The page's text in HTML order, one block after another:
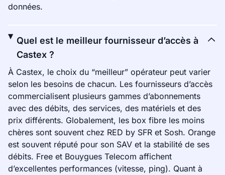
données.
Quel est le meilleur fournisseur d’accès à
Castex ?
À Castex, le choix du “meilleur” opérateur peut varier
selon les besoins de chacun. Les fournisseurs d’accès
commercialisent plusieurs gammes d’abonnements
avec des débits, des services, des matériels et des
prix différents. Globalement, les box fibre les moins
chères sont souvent chez RED by SFR et Sosh. Orange
est souvent réputé pour son SAV et la stabilité de ses
débits. Free et Bouygues Telecom affichent
d’excellentes performances (vitesse, ping). Quant à